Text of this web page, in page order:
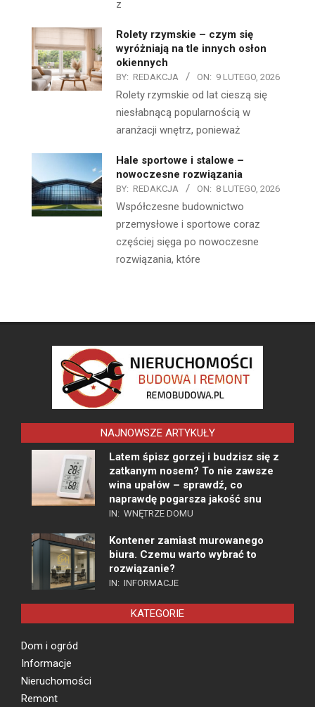
z
Rolety rzymskie – czym się
wyróżniają na tle innych osłon
okiennych
BY: REDAKCJA ON: 9 LUTEGO, 2026
Rolety rzymskie od lat cieszą się
niesłabnącą popularnością w
aranżacji wnętrz, ponieważ
Hale sportowe i stalowe –
nowoczesne rozwiązania
BY: REDAKCJA ON: 8 LUTEGO, 2026
Współczesne budownictwo
przemysłowe i sportowe coraz
częściej sięga po nowoczesne
rozwiązania, które
NAJNOWSZE ARTYKUŁY
Latem śpisz gorzej i budzisz się z
zatkanym nosem? To nie zawsze
wina upałów – sprawdź, co
naprawdę pogarsza jakość snu
IN: WNĘTRZE DOMU
Kontener zamiast murowanego
biura. Czemu warto wybrać to
rozwiązanie?
IN: INFORMACJE
KATEGORIE
Dom i ogród
Informacje
Nieruchomości
Remont